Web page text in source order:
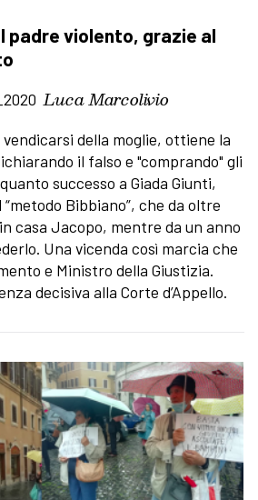
padre violento, grazie al
Luca Marcolivio
della moglie, ottiene la
il falso e "comprando" gli
successo a Giada Giunti,
Bibbiano”, che da oltre
casa Jacopo, mentre da un anno
Una vicenda così marcia che
e Ministro della Giustizia.
decisiva alla Corte d’Appello.